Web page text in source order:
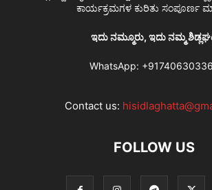
ಕಾರ್ಯಕ್ರಮಗಳ ಕುರಿತು ಸಂಪೂರ್ಣ
ಇದು ನಮ್ಮೂರು, ಇದು ನಮ್ಮ
WhatsApp:
Contact us:
FOLLOW US